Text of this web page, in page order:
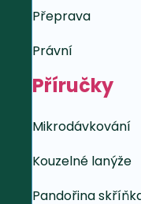
Přeprava
Právní
Příručky
Mikrodávkování
Kouzelné lanýže
Pandořina